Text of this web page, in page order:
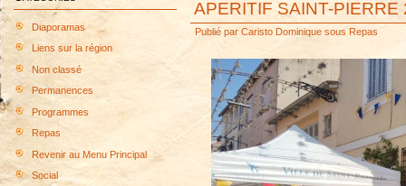
Diaporamas
Liens sur la région
Non classé
Permanences
Programmes
Repas
Revenir au Menu Principal
Social
APERITIF SAINT-PIERRE
Publié par Caristo Dominique sous Repas